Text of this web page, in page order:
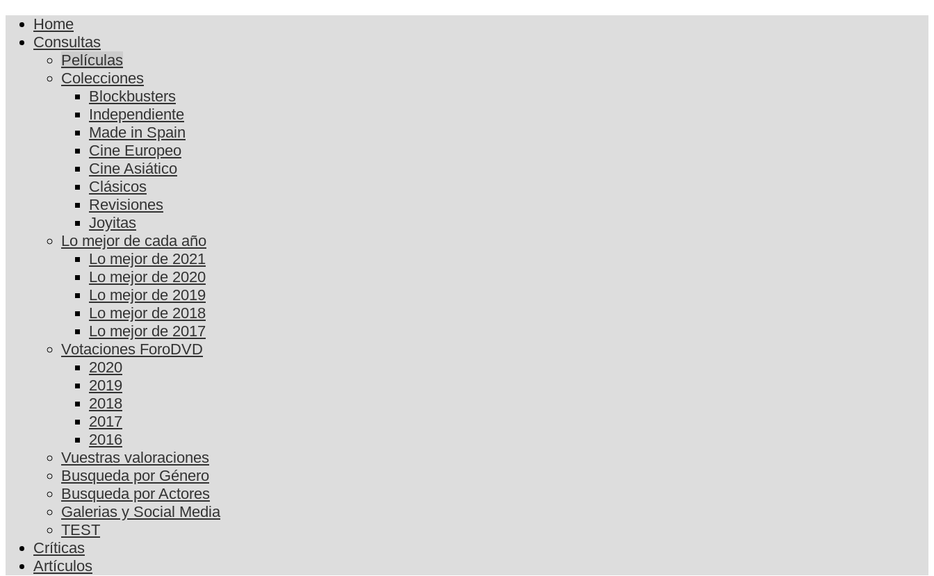
Home
Consultas
Películas
Colecciones
Blockbusters
Independiente
Made in Spain
Cine Europeo
Cine Asiático
Clásicos
Revisiones
Joyitas
Lo mejor de cada año
Lo mejor de 2021
Lo mejor de 2020
Lo mejor de 2019
Lo mejor de 2018
Lo mejor de 2017
Votaciones ForoDVD
2020
2019
2018
2017
2016
Vuestras valoraciones
Busqueda por Género
Busqueda por Actores
Galerias y Social Media
TEST
Críticas
Artículos